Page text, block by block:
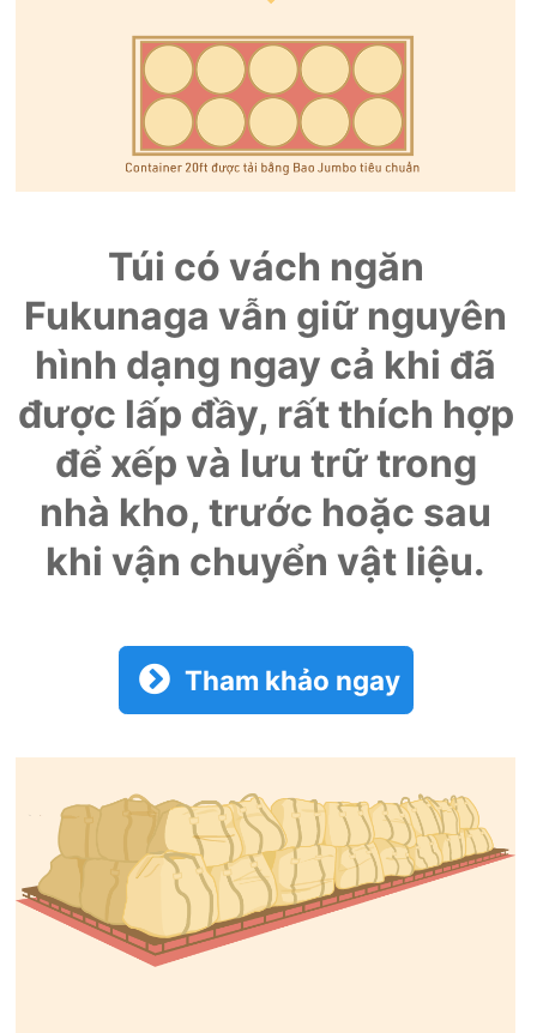
Túi có vách ngăn
Fukunaga vẫn giữ nguyên
hình dạng ngay cả khi đã
được lấp đầy, rất thích hợp
để xếp và lưu trữ trong
nhà kho, trước hoặc sau
khi vận chuyển vật liệu.
Tham khảo ngay